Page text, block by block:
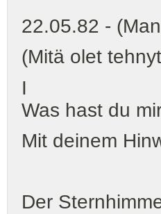
22.05.82 -
(Mitä olet
I
Was hast du
Mit deinem
Der